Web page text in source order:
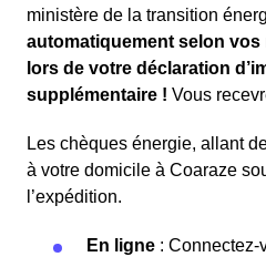
ministère de la transition
automatiquement selon
lors de votre déclaration
supplémentaire ! Vous
Les chèques énergie, allant
à votre domicile à Coaraze
l’expédition.
En ligne : Connectez-